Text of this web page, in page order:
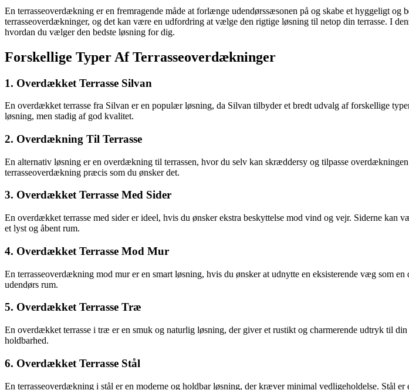
En terrasseoverdækning er en fremragende måde at forlænge udendørssæsonen på og skabe et hyggeligt
terrasseoverdækninger, og det kan være en udfordring at vælge den rigtige løsning til netop din terrasse. I
hvordan du vælger den bedste løsning for dig.
Forskellige Typer Af Terrasseoverdækninger
1. Overdækket Terrasse Silvan
En overdækket terrasse fra Silvan er en populær løsning, da Silvan tilbyder et bredt udvalg af forskellige
løsning, men stadig af god kvalitet.
2. Overdækning Til Terrasse
En alternativ løsning er en overdækning til terrassen, hvor du selv kan skræddersy og tilpasse
terrasseoverdækning præcis som du ønsker det.
3. Overdækket Terrasse Med Sider
En overdækket terrasse med sider er ideel, hvis du ønsker ekstra beskyttelse mod vind og vejr. Siderne kan
et lyst og åbent rum.
4. Overdækket Terrasse Mod Mur
En terrasseoverdækning mod mur er en smart løsning, hvis du ønsker at udnytte en eksisterende væg som
udendørs rum.
5. Overdækket Terrasse Træ
En overdækket terrasse i træ er en smuk og naturlig løsning, der giver et rustikt og charmerende udtryk til
holdbarhed.
6. Overdækket Terrasse Stål
En terrasseoverdækning i stål er en moderne og holdbar løsning, der kræver minimal vedligeholdelse. Stål